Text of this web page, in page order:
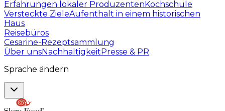
Erfahrungen lokaler ProduzentenKochschule
Versteckte ZieleAufenthalt in einem historischen
Haus
Reisebüros
Cesarine-Rezeptsammlung
Über unsNachhaltigkeitPresse & PR
Sprache ändern